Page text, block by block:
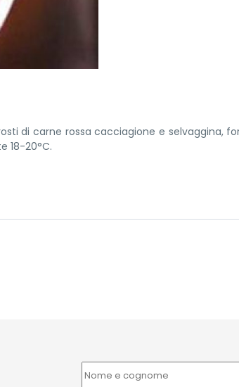
di carne rossa cacciagione e selvaggina,
18-20°C.